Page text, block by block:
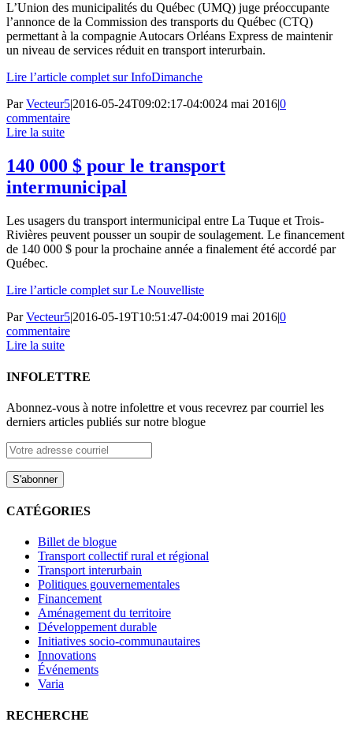
L’Union des municipalités du Québec (UMQ) juge préoccupante
l’annonce de la Commission des transports du Québec (CTQ)
permettant à la compagnie Autocars Orléans Express de maintenir
un niveau de services réduit en transport interurbain.
Lire l’article complet sur InfoDimanche
ParVecteur5|2016-05-24T09:02:17-04:0024 mai 2016|0
commentaire
Lire la suite
140 000 $ pour le transport
intermunicipal
Les usagers du transport intermunicipal entre La Tuque et Trois-
Rivières peuvent pousser un soupir de soulagement. Le financement
de 140 000 $ pour la prochaine année a finalement été accordé par
Québec.
Lire l’article complet sur Le Nouvelliste
ParVecteur5|2016-05-19T10:51:47-04:0019 mai 2016|0
commentaire
Lire la suite
INFOLETTRE
Abonnez-vous à notre infolettre et vous recevrez par courriel les
derniers articles publiés sur notre blogue
CATÉGORIES
Billet de blogue
Transport collectif rural et régional
Transport interurbain
Politiques gouvernementales
Financement
Aménagement du territoire
Développement durable
Initiatives socio-communautaires
Innovations
Événements
Varia
RECHERCHE